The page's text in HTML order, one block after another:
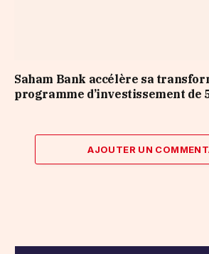
Saham Bank accélère sa
programme d’investissement de
AJOUTER UN